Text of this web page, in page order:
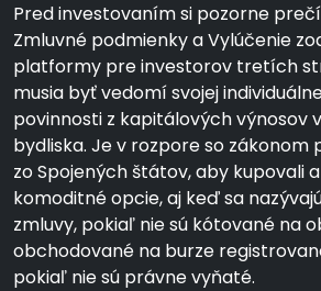
Pred investovaním si pozorne
Zmluvné podmienky a Vylúčenie
platformy pre investorov tretích
musia byť vedomí svojej
povinnosti z kapitálových výnosov
bydliska. Je v rozpore so zákonom
zo Spojených štátov, aby kupovali
komoditné opcie, aj keď sa
zmluvy, pokiaľ nie sú kótované na
obchodované na burze
pokiaľ nie sú právne vyňaté.